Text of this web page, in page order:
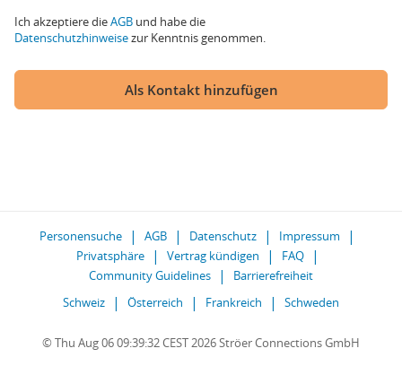
Ich akzeptiere dieAGB und habe die
Datenschutzhinweisezur Kenntnis genommen.
Als Kontakt hinzufügen
Personensuche AGB Datenschutz
Impressum
Privatsphäre
Vertrag kündigen
FAQ
Community Guidelines
Barrierefreiheit
Schweiz
Österreich Frankreich Schweden
© Thu Aug 06 09:39:32 CEST 2026 Ströer Connections GmbH